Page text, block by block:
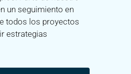
un seguimiento en
todos los proyectos
estrategias